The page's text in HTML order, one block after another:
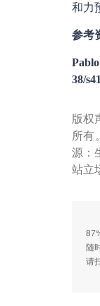
和力
参考
38/
版权
所有
源：
站立
随
请